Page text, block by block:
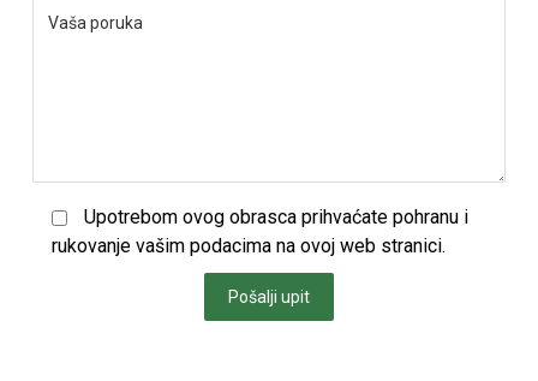
Upotrebom ovog obrasca prihvaćate pohranu i
rukovanje vašim podacima na ovoj web stranici.
Pošalji upit